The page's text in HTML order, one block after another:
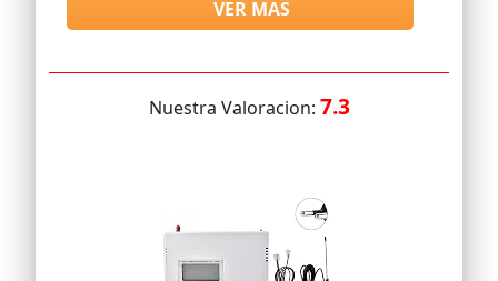
áreas remotas o antieconómicas
VER MAS
Nuestra Valoracion: 7.3